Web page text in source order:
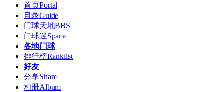
首页Portal
目录Guide
门球天地BBS
门球迷Space
各地门球
排行榜Ranklist
好友
分享Share
相册Album